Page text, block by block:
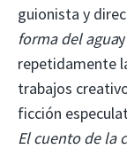
guionista y
forma del aguay
repetidamente
trabajos
ficción
El cuento de la